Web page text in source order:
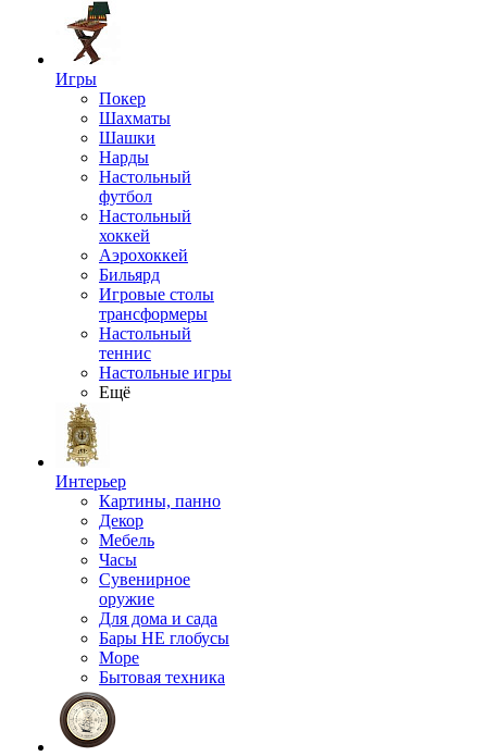
Игры
Покер
Шахматы
Шашки
Нарды
Настольный
футбол
Настольный
хоккей
Аэрохоккей
Бильярд
Игровые столы
трансформеры
Настольный
теннис
Настольные игры
Ещё
Интерьер
Картины, панно
Декор
Мебель
Часы
Сувенирное
оружие
Для дома и сада
Бары НЕ глобусы
Море
Бытовая техника